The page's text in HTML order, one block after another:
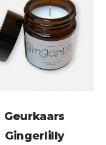
Geurkaars
Gingerlilly